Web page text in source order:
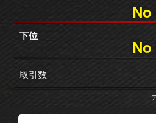
No
下位
No
取引数